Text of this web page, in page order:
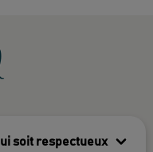
soit respectueux